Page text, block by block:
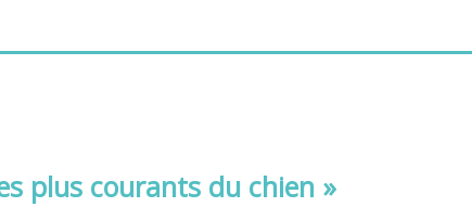
plus courants du chien »